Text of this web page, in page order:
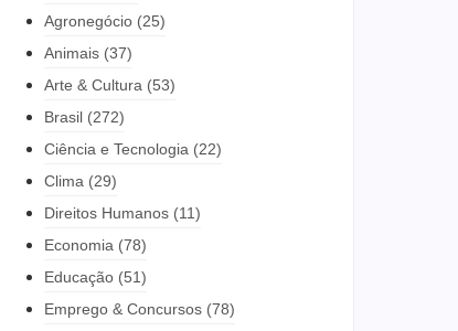
Agronegócio (25)
Animais (37)
Arte & Cultura (53)
Brasil (272)
Ciência e Tecnologia (22)
Clima (29)
Direitos Humanos (11)
Economia (78)
Educação (51)
Emprego & Concursos (78)